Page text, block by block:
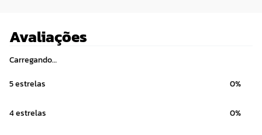
Avaliações
Carregando…
5 estrelas 0%
4 estrelas 0%